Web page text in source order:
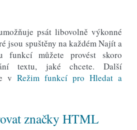
psát libovolně výkonné
jsou spuštěny na každém Najít a
funkcí můžete provést skoro
textu, jaké chcete. Další
v Režim funkcí pro Hledat a
značky HTML